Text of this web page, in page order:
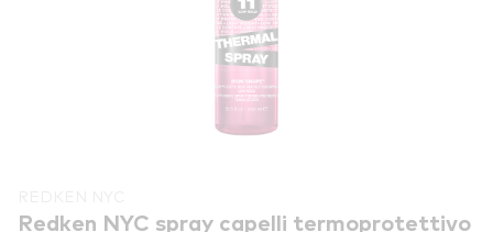
Redken NYC spray capelli termoprotettivo